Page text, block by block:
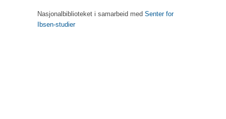
Nasjonalbiblioteket i samarbeid med Senter for
Ibsen-studier